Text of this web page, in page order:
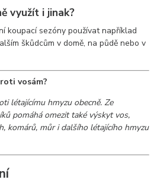
využít i jinak?
koupací sezóny používat například
škůdcům v domě, na půdě nebo v
vosám?
létajícímu hmyzu obecně. Ze
pomáhá omezit také výskyt vos,
komárů, můr i dalšího létajícího hmyzu